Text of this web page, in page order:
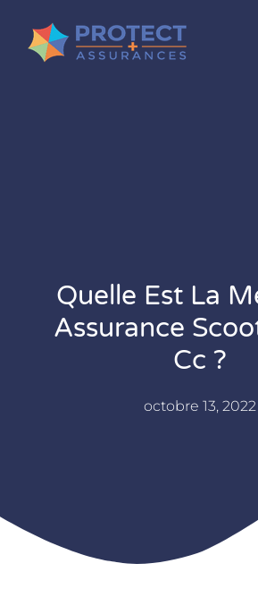
Quelle Est La
Assurance
Cc ?
octobre 13, 2022